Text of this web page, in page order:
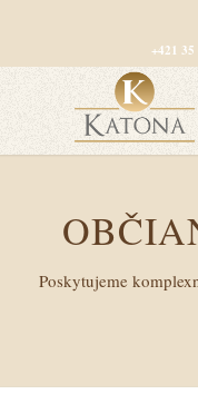
+421
Poskytujeme